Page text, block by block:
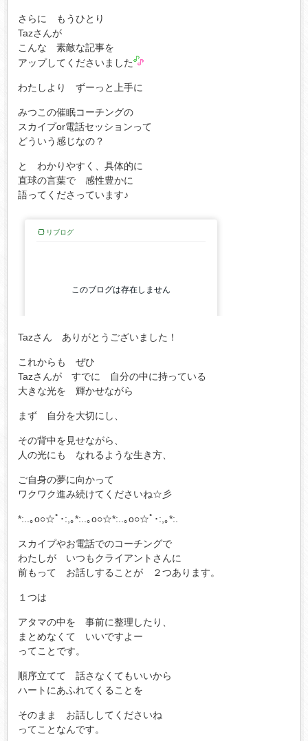
さらに もうひとり
Tazさんが
こんな 素敵な記事を
アップしてくださいました
わたしより ずーっと上手に
みつこの催眠コーチングの
スカイプor電話セッションって
どういう感じなの？
と わかりやすく、具体的に
直球の言葉で 感性豊かに
語ってくださっています♪
Tazさん ありがとうございました！
これからも ぜひ
Tazさんが すでに 自分の中に持っている
大きな光を 輝かせながら
まず 自分を大切にし、
その背中を見せながら、
人の光にも なれるような生き方、
ご自身の夢に向かって
ワクワク進み続けてくださいね☆彡
*:..｡o○☆ﾟ･:,｡*:..｡o○☆*:..｡o○☆ﾟ･:,｡*:.
スカイプやお電話でのコーチングで
わたしが いつもクライアントさんに
前もって お話しすることが ２つあります。
１つは
アタマの中を 事前に整理したり、
まとめなくて いいですよー
ってことです。
順序立てて 話さなくてもいいから
ハートにあふれてくることを
そのまま お話ししてくださいね
ってことなんです。